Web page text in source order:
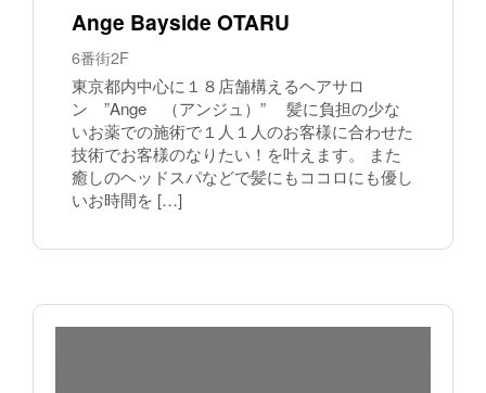
Ange Bayside OTARU
6番街2F
東京都内中心に１８店舗構えるヘアサロ
ン ”Ange （アンジュ）” 髪に負担の少な
いお薬での施術で１人１人のお客様に合わせた
技術でお客様のなりたい！を叶えます。 また
癒しのヘッドスパなどで髪にもココロにも優し
いお時間を […]